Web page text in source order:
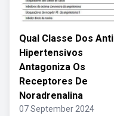
Qual Classe Dos Anti
Hipertensivos
Antagoniza Os
Receptores De
Noradrenalina
07 September 2024